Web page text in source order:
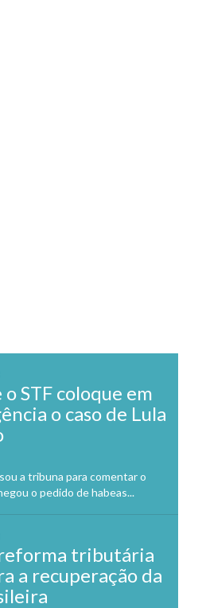
STF coloque em
o caso de Lula
a tribuna para comentar o
o pedido de habeas...
tributária
a recuperação da